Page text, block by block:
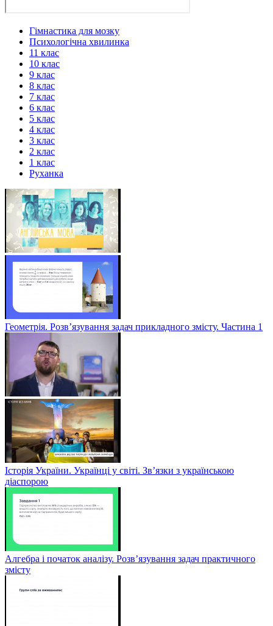
Гімнастика для мозку
Психологічна хвилинка
11 клас
10 клас
9 клас
8 клас
7 клас
6 клас
5 клас
4 клас
3 клас
2 клас
1 клас
Руханка
Геометрія. Розв’язування задач прикладного змісту. Частина 1
Історія України. Українці у світі. Зв’язки з українською
діаспорою
Алгебра і початок аналізу. Розв’язування задач практичного
змісту